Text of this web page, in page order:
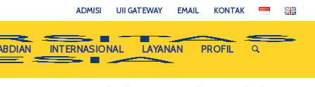
ADMISI UII GATEWAY EMAIL KONTAK
INTERNASIONAL LAYANAN PROFIL